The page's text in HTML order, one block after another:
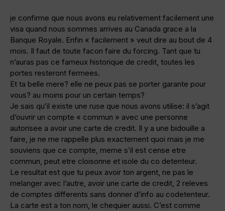
je confirme que nous avons eu relativement facilement une
visa quand nous sommes arrives au Canada grace a la
Banque Royale. Enfin « facilement » veut dire au bout de 4
mois. Il faut de toute facon faire du forcing. Tant que tu
n’auras pas ce fameux historique de credit, toutes les
portes resteront fermees.
Et ta belle mere? elle ne peux pas se porter garante pour
vous? au moins pour un certain temps?
Je sais qu’il existe une ruse que nous avons utilise: il s’agit
d’ouvrir un compte « commun » avec une personne
autorisee a avoir une carte de credit. Il y a une bidouille a
faire, je ne me rappelle plus exactement quoi mais je me
souviens que ce compte, meme s’il est cense etre
commun, peut etre cloisonne et isole du co detenteur.
Le resultat est que tu peux avoir ton argent, ne pas le
melanger avec l’autre, avoir une carte de credit, 2 releves
de comptes differents sans donner d’info au codetenteur.
La carte est a ton nom, le chequier aussi. C’est comme